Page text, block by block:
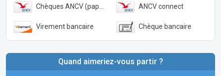
Chèques ANCV (papier) ANCV connect
Virement bancaire Chèque bancaire
Quand aimeriez-vous partir ?